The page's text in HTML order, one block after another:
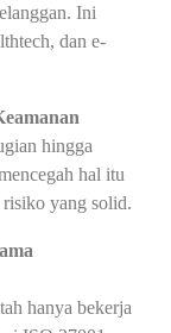
Ini
dan e-
hingga
hal itu
risiko yang solid.
hanya bekerja